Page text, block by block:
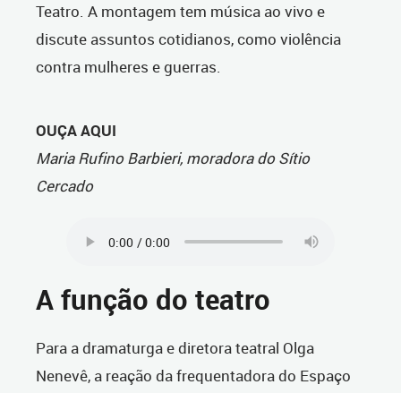
Teatro. A montagem tem música ao vivo e
discute assuntos cotidianos, como violência
contra mulheres e guerras.
OUÇA AQUI
Maria Rufino Barbieri, moradora do Sítio
Cercado
A função do teatro
Para a dramaturga e diretora teatral Olga
Nenevê, a reação da frequentadora do Espaço